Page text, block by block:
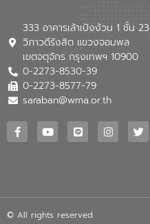
333 อาคารเล้าเป้งง้วน 1 ชั้น 23
วิภาวดีรังสิต แขวงจอมพล
เขตจตุจักร กรุงเทพฯ 10900
0-2273-8530-39
0-2273-8577-79
saraban@wma.or.th
© All rights reserved